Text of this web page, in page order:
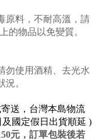
原料，不耐高溫，請
的物品以免變質。
勿使用酒精、去光水
。
送，台灣本島物流
國定假日出貨順延 )
元，訂單包裝後若